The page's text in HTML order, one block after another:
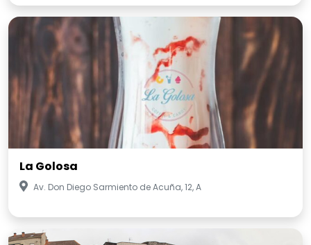
La Golosa
Av. Don Diego Sarmiento de Acuña, 12, A